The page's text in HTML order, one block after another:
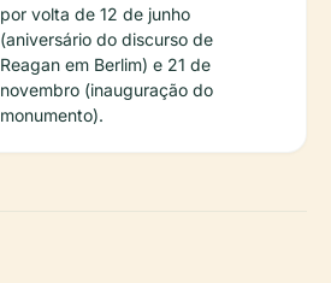
por volta de 12 de junho
(aniversário do discurso de
Reagan em Berlim) e 21 de
novembro (inauguração do
monumento).